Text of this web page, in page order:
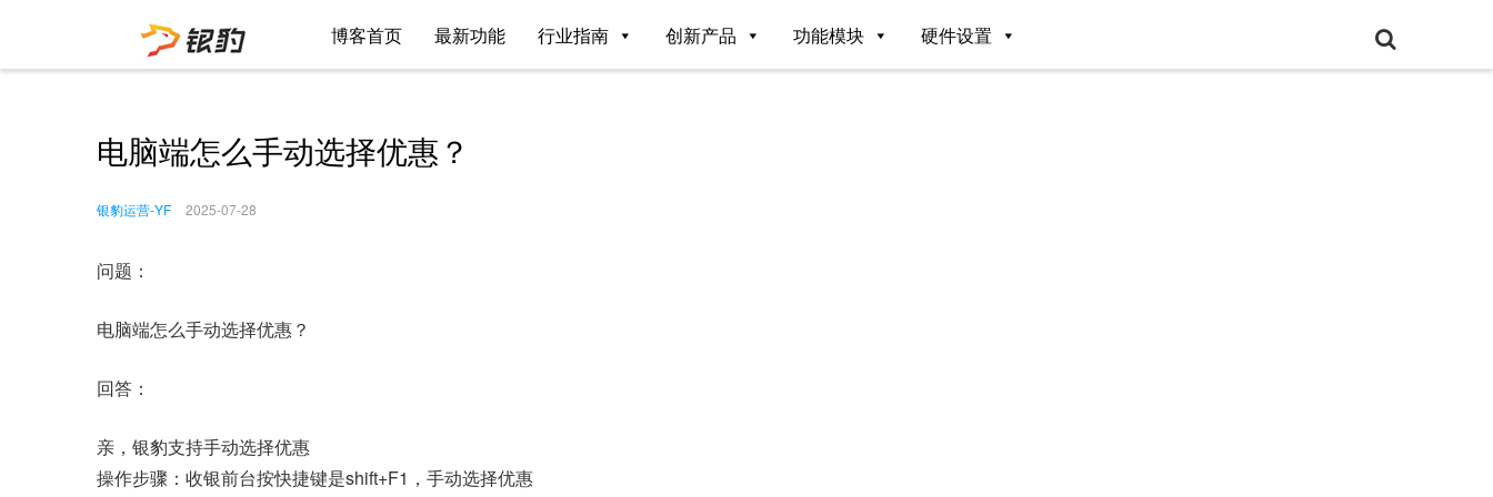
博客首页 最新功能 行业指南 创新产品 功能模块 硬件设置
电脑端怎么手动选择优惠？
银豹运营-YF 2025-07-28
问题：
电脑端怎么手动选择优惠？
回答：
亲，银豹支持手动选择优惠
操作步骤：收银前台按快捷键是shift+F1，手动选择优惠